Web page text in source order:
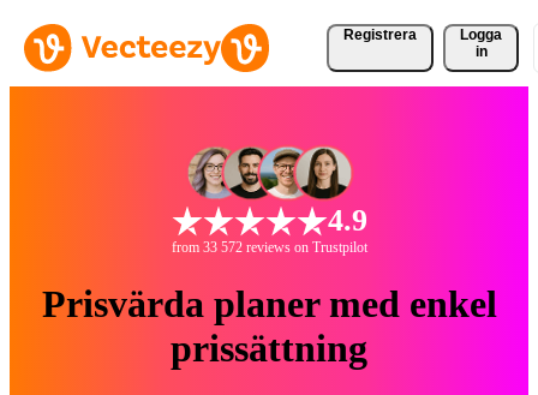
Registrera
Logga
in
4.9
from 33 572 reviews on Trustpilot
Prisvärda planer med enkel
prissättning